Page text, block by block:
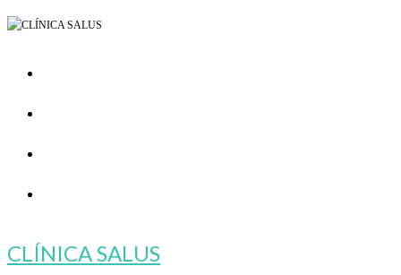
Ir
contenido
CLÍNICA SALUS